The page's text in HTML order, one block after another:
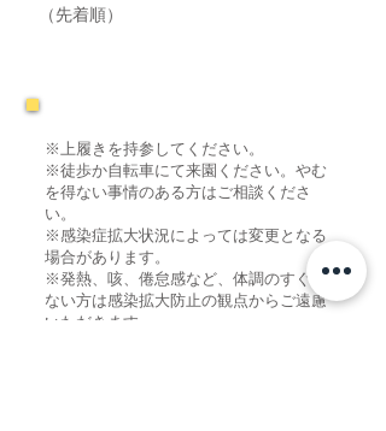
（先着順）
※上履きを持参してください。
​※徒歩か自転車にて来園ください。やむ
を得ない事情のある方はご相談くださ
い。
※感染症拡大状況によっては変更となる
場合があります。
​※発熱、咳、倦怠感など、体調のすぐれ
ない方は感染拡大防止の観点からご遠慮
いただきます。